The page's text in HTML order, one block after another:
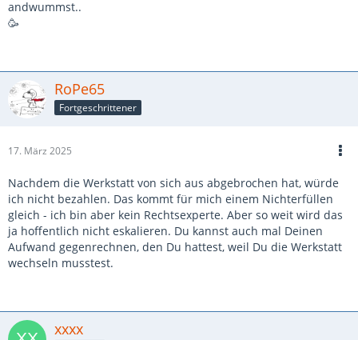
andwummst..
🥳
RoPe65
Fortgeschrittener
17. März 2025
Nachdem die Werkstatt von sich aus abgebrochen hat, würde
ich nicht bezahlen. Das kommt für mich einem Nichterfüllen
gleich - ich bin aber kein Rechtsexperte. Aber so weit wird das
ja hoffentlich nicht eskalieren. Du kannst auch mal Deinen
Aufwand gegenrechnen, den Du hattest, weil Du die Werkstatt
wechseln musstest.
xxxx